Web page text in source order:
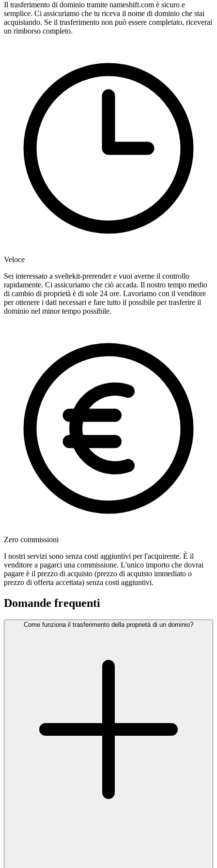
Il trasferimento di dominio tramite nameshift.com è sicuro e
semplice. Ci assicuriamo che tu riceva il nome di dominio che stai
acquistando. Se il trasferimento non può essere completato, riceverai
un rimborso completo.
Veloce
Sei interessato a sveltekit-prerender e vuoi averne il controllo
rapidamente. Ci assicuriamo che ciò accada. Il nostro tempo medio
di cambio di proprietà è di sole 24 ore. Lavoriamo con il venditore
per ottenere i dati necessari e fare tutto il possibile per trasferire il
dominio nel minor tempo possibile.
Zero commissioni
I nostri servizi sono senza costi aggiuntivi per l'acquirente. È il
venditore a pagarci una commissione. L'unico importo che dovrai
pagare è il prezzo di acquisto (prezzo di acquisto immediato o
prezzo di offerta accettata) senza costi aggiuntivi.
Domande frequenti
Come funziona il trasferimento della proprietà di un dominio?